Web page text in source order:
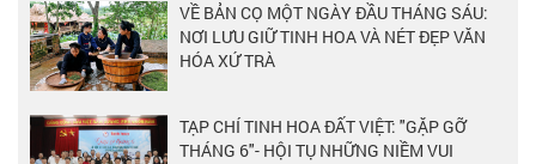
VỀ BẢN CỌ MỘT NGÀY ĐẦU THÁNG SÁU:
NƠI LƯU GIỮ TINH HOA VÀ NÉT ĐẸP VĂN
HÓA XỨ TRÀ
TẠP CHÍ TINH HOA ĐẤT VIỆT: "GẶP GỠ
THÁNG 6"- HỘI TỤ NHỮNG NIỀM VUI